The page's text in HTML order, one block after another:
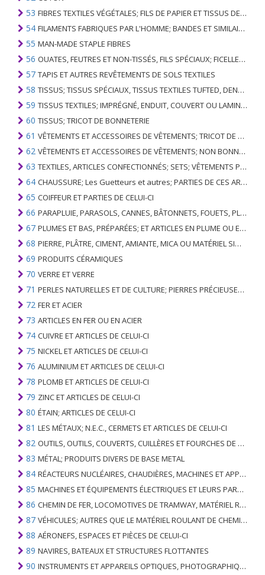
53 FIBRES TEXTILES VÉGÉTALES; FILS DE PAPIER ET TISSUS DE FILS DE PAPIER
54 FILAMENTS FABRIQUES PAR L'HOMME; BANDES ET SIMILAIRES DE MATIERES TEXTILES SYNTHETIQUES
55 MAN-MADE STAPLE FIBRES
56 OUATES, FEUTRES ET NON-TISSÉS, FILS SPÉCIAUX; FICELLES, CORDES, CORDES, CÂBLES ET ARTICLES ASSOCIÉS
57 TAPIS ET AUTRES REVÊTEMENTS DE SOLS TEXTILES
58 TISSUS; TISSUS SPÉCIAUX, TISSUS TEXTILES TUFTED, DENTELLE, TAPISSERIES, GARNITURES, BRODERIES
59 TISSUS TEXTILES; IMPRÉGNÉ, ENDUIT, COUVERT OU LAMINÉ; ARTICLES TEXTILES D'UN TYPE ADAPTÉ À L'USAGE INDUSTRIEL
60 TISSUS; TRICOT DE BONNETERIE
61 VÊTEMENTS ET ACCESSOIRES DE VÊTEMENTS; TRICOT DE BONNETERIE
62 VÊTEMENTS ET ACCESSOIRES DE VÊTEMENTS; NON BONNETERIE
63 TEXTILES, ARTICLES CONFECTIONNÉS; SETS; VÊTEMENTS PORTÉS ET ARTICLES TEXTILES USÉS; RAGS
64 CHAUSSURE; Les Guetteurs et autres; PARTIES DE CES ARTICLES
65 COIFFEUR ET PARTIES DE CELUI-CI
66 PARAPLUIE, PARASOLS, CANNES, BÂTONNETS, FOUETS, PLANTES DE CONDUITE; ET LEURS PARTIES
67 PLUMES ET BAS, PRÉPARÉES; ET ARTICLES EN PLUME OU EN BAS; FLEURS ARTIFICIELLES; ARTICLES DE CHEVEUX HUMAINS
68 PIERRE, PLÂTRE, CIMENT, AMIANTE, MICA OU MATÉRIEL SIMILAIRE; ARTICLES DE CELUI-CI
69 PRODUITS CÉRAMIQUES
70 VERRE ET VERRE
71 PERLES NATURELLES ET DE CULTURE; PIERRES PRÉCIEUSES, SEMI-PRÉCIEUSES; MÉTAUX PRÉCIEUX, PLAQUÉS OU DOUBLÉS DE MÉTAUX PRÉCIEUX ET OUVRAGES EN CES MATIÈRES; IMITATION BIJOUTERIE; PIÈCE DE MONNAIE
72 FER ET ACIER
73 ARTICLES EN FER OU EN ACIER
74 CUIVRE ET ARTICLES DE CELUI-CI
75 NICKEL ET ARTICLES DE CELUI-CI
76 ALUMINIUM ET ARTICLES DE CELUI-CI
78 PLOMB ET ARTICLES DE CELUI-CI
79 ZINC ET ARTICLES DE CELUI-CI
80 ÉTAIN; ARTICLES DE CELUI-CI
81 LES MÉTAUX; N.E.C., CERMETS ET ARTICLES DE CELUI-CI
82 OUTILS, OUTILS, COUVERTS, CUILLÈRES ET FOURCHES DE MÉTAUX DE BASE; PARTIES DE CELLES-CI, EN METAL DE BASE
83 MÉTAL; PRODUITS DIVERS DE BASE METAL
84 RÉACTEURS NUCLÉAIRES, CHAUDIÈRES, MACHINES ET APPAREILS MÉCANIQUES; PARTIES DE CELLES-CI
85 MACHINES ET ÉQUIPEMENTS ÉLECTRIQUES ET LEURS PARTIES; ENREGISTREURS ET REPRODUCTEURS SONORES; APPAREILS D'ENREGISTREMENT OU DE REPRODUCTION DES IMAGES ET DU SON EN TÉLÉVISION, PIÈCES ET ACCESSOIRES DE TELS ARTICLES
86 CHEMIN DE FER, LOCOMOTIVES DE TRAMWAY, MATÉRIEL ROULANT ET LEURS PARTIES; RACCORDS DE CHEMIN DE FER OU DE TRAMWAY ET RACCORDS ET PIÈCES DE CELLES-CI; ÉQUIPEMENT DE SIGNALISATION DE TRAFIC MÉCANIQUE (Y COMPRIS ÉLECTRO-MÉCANIQUE) DE TOUS TYPES
87 VÉHICULES; AUTRES QUE LE MATÉRIEL ROULANT DE CHEMIN DE FER OU DE TRAMWAY, ET LEURS PIÈCES ET ACCESSOIRES
88 AÉRONEFS, ESPACES ET PIÈCES DE CELUI-CI
89 NAVIRES, BATEAUX ET STRUCTURES FLOTTANTES
90 INSTRUMENTS ET APPAREILS OPTIQUES, PHOTOGRAPHIQUES, CINÉMATOGRAPHIQUES, DE MESURE, DE CONTRÔLE, DE MÉDECINE OU DE CHIRURGIE; PIÈCES ET ACCESSOIRES